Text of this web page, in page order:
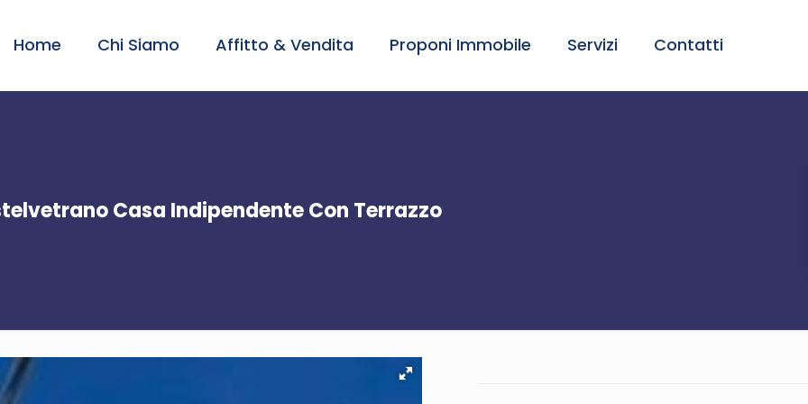
Home Chi Siamo Affitto & Vendita Proponi Immobile Servizi Contatti
Casa Indipendente Con Terrazzo